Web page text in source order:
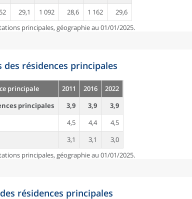
29,1 1 092 28,6 1 162
29,6
principales, géographie au 01/01/2025.
des résidences principales
principale 2011 2016
2022
principales
3,9 3,9
3,9
4,5 4,4
4,5
3,1 3,1
3,0
principales, géographie au 01/01/2025.
résidences principales